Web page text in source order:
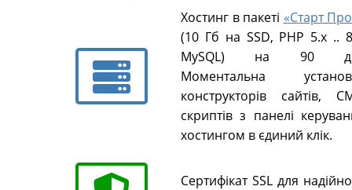
Хостинг в пакеті «Старт
(10 Гб на SSD, PHP 5.х ..
MySQL) на 90
Моментальна
конструкторів сайтів,
скриптів з панелі
хостингом в єдиний клік.
Сертифікат SSL для